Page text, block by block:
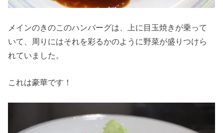
メインのきのこのハンバーグは、上に目玉焼きが乗って
いて、周りにはそれを彩るかのように野菜が盛りつけら
れていました。
これは豪華です！